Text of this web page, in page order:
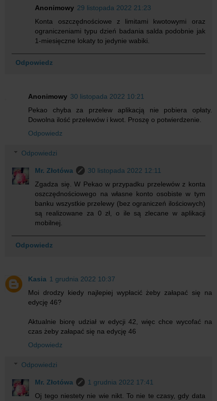
Anonimowy 29 listopada 2022 21:23
Konta oszczędnościowe z limitami kwotowymi oraz
ograniczeniami typu dzień badania salda podobnie jak
1-miesięczne lokaty to jedynie wabiki.
Odpowiedz
Anonimowy 30 listopada 2022 10:21
Pekao chyba za przelew aplikacją nie pobiera opłaty.
Dowolna ilość przelewów i kwot. Proszę o potwierdzenie.
Odpowiedz
Odpowiedzi
Mr. Złotówa
30 listopada 2022 12:11
Zgadza się. W Pekao w przypadku przelewów z konta
oszczędnościowego na własne konto osobiste w tym
banku wszystkie przelewy (bez ograniczeń ilościowych)
są realizowane za 0 zł, o ile są zlecane w aplikacji
mobilnej.
Odpowiedz
Kasia 1 grudnia 2022 10:37
Moi drodzy kiedy najlepiej wypłacić żeby załapać się na
edycję 46?
Aktualnie biorę udział w edycji 42, więc chce wycofać na
czas żeby załapać się na edycję 46
Odpowiedz
Odpowiedzi
Mr. Złotówa
1 grudnia 2022 17:41
Oj tego niestety nie wie nikt. To nie te czasy, gdy data